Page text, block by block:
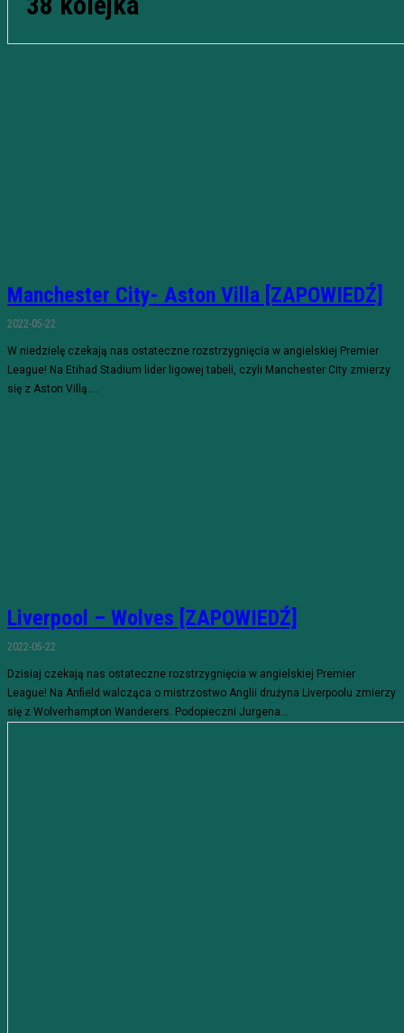
Manchester City- Aston Villa [ZAPOWIEDŹ]
2022-05-22
W niedzielę czekają nas ostateczne rozstrzygnięcia w angielskiej Premier
League! Na Etihad Stadium lider ligowej tabeli, czyli Manchester City zmierzy
się z Aston Villą....
Liverpool – Wolves [ZAPOWIEDŹ]
2022-05-22
Dzisiaj czekają nas ostateczne rozstrzygnięcia w angielskiej Premier
League! Na Anfield walcząca o mistrzostwo Anglii drużyna Liverpoolu zmierzy
się z Wolverhampton Wanderers. Podopieczni Jurgena...